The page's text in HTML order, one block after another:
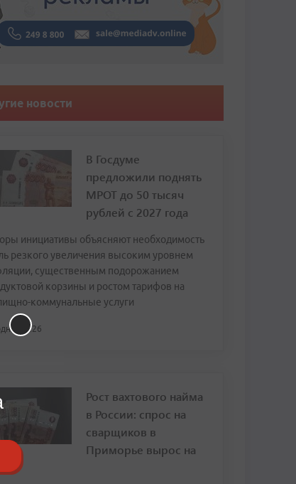
новости
В Госдуме
предложили поднять
МРОТ до 50 тысяч
рублей с 2027 года
инициативы объясняют необходимость
резкого увеличения высоким уровнем
существенным подорожанием
корзины и ростом тарифов на
коммунальные услуги
13:26
Рост вахтового найма
в России: спрос на
сварщиков в
Приморье вырос на